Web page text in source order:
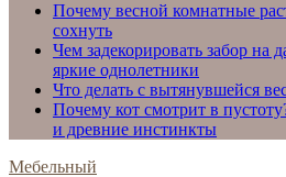
Почему весной комнатные
сохнуть
Чем задекорировать забор на
яркие однолетники
Что делать с вытянувшейся
Почему кот смотрит в
и древние инстинкты
Мебельный